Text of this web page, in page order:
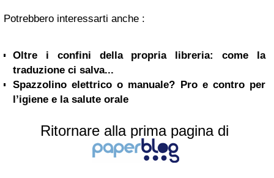
Potrebbero interessarti anche :
Oltre i confini della propria libreria: come la
traduzione ci salva...
Spazzolino elettrico o manuale? Pro e contro per
l’igiene e la salute orale
Ritornare alla prima pagina di